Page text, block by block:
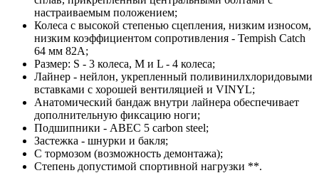
настраиваемым положением;
Колеса с высокой степенью сцепления, низким износом,
низким коэффициентом сопротивления - Tempish Catch
64 мм 82А;
Размер: S - 3 колеса, M и L - 4 колеса;
Лайнер - нейлон, укрепленный поливинилхлоридовыми
вставками с хорошей вентиляцией и VINYL;
Анатомический бандаж внутри лайнера обеспечивает
дополнительную фиксацию ноги;
Подшипники - АВЕС 5 carbon steel;
Застежка - шнурки и бакля;
С тормозом (возможность демонтажа);
Степень допустимой спортивной нагрузки **.